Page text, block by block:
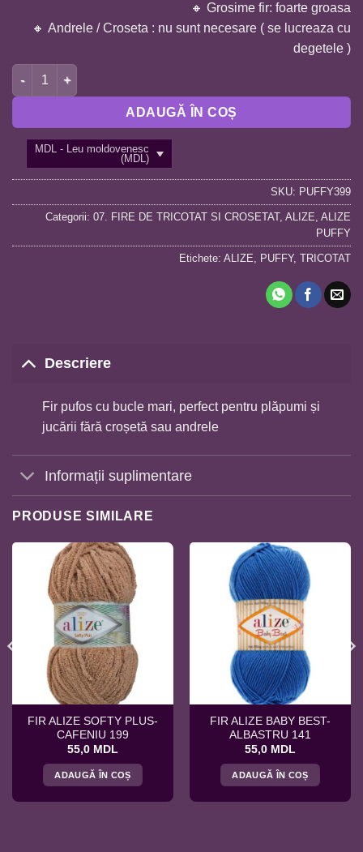
🔸 Grosime fir: foarte groasa
🔸 Andrele / Croseta : nu sunt necesare ( se lucreaza cu
degetele )
Cantitate FIR ALIZE PUFFY-BEJ 399
ADAUGĂ ÎN COȘ
MDL - Leu moldovenesc
(MDL)
SKU: PUFFY399
Categorii: 07. FIRE DE TRICOTAT SI CROSETAT, ALIZE ALIZE
PUFFY
Etichete: ALIZE PUFFY, TRICOTAT
Descriere
Fir pufos cu bucle mari, perfect pentru plăpumi și
jucării fără croșetă sau andrele
Informații suplimentare
PRODUSE SIMILARE
FIR ALIZE SOFTY PLUS-
CAFENIU 199
55,0 MDL
ADAUGĂ ÎN COȘ
FIR ALIZE BABY BEST-
ALBASTRU 141
55,0 MDL
ADAUGĂ ÎN COȘ